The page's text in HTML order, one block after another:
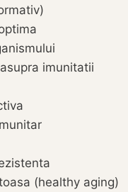
imunitatii
(healthy aging)